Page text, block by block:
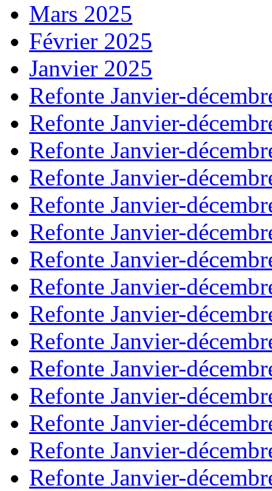
Mars 2025
Février 2025
Janvier 2025
Refonte Janvier-
Refonte Janvier-
Refonte Janvier-
Refonte Janvier-
Refonte Janvier-
Refonte Janvier-
Refonte Janvier-
Refonte Janvier-
Refonte Janvier-
Refonte Janvier-
Refonte Janvier-
Refonte Janvier-
Refonte Janvier-
Refonte Janvier-
Refonte Janvier-